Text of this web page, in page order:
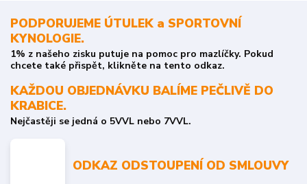
PODPORUJEME ÚTULEK a SPORTOVNÍ
KYNOLOGIE.
1% z našeho zisku putuje na pomoc pro mazlíčky. Pokud
chcete také přispět, klikněte na tento odkaz.
KAŽDOU OBJEDNÁVKU BALÍME PEČLIVĚ DO
KRABICE.
Nejčastěji se jedná o 5VVL nebo 7VVL.
ODKAZ ODSTOUPENÍ OD SMLOUVY